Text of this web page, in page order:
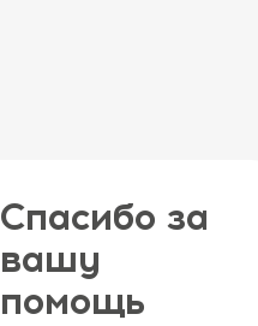
Спасибо за
вашу
помощь